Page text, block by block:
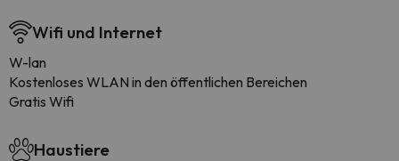
Wifi und Internet
W-lan
Kostenloses WLAN in den öffentlichen Bereichen
Gratis Wifi
Haustiere